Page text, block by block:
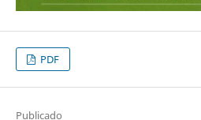
PDF
Publicado